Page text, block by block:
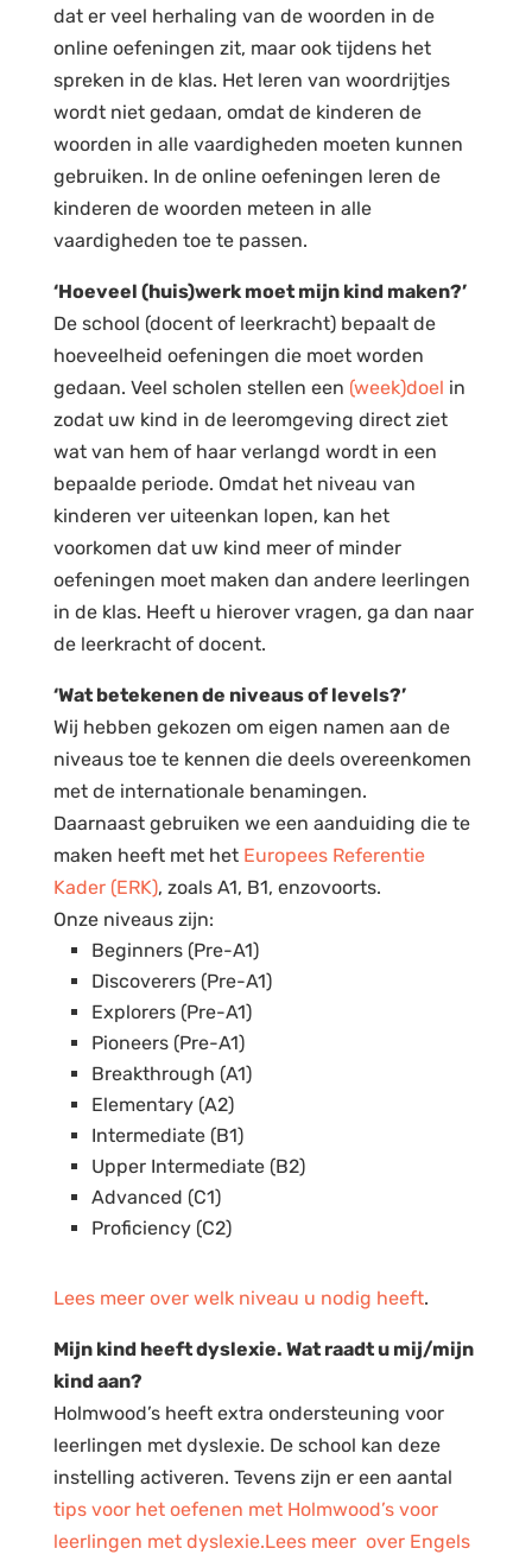
dat er veel herhaling van de woorden in de
online oefeningen zit, maar ook tijdens het
spreken in de klas. Het leren van woordrijtjes
wordt niet gedaan, omdat de kinderen de
woorden in alle vaardigheden moeten kunnen
gebruiken. In de online oefeningen leren de
kinderen de woorden meteen in alle
vaardigheden toe te passen.
‘Hoeveel (huis)werk moet mijn kind maken?’
De school (docent of leerkracht) bepaalt de
hoeveelheid oefeningen die moet worden
gedaan. Veel scholen stellen een (week)doel in
zodat uw kind in de leeromgeving direct ziet
wat van hem of haar verlangd wordt in een
bepaalde periode. Omdat het niveau van
kinderen ver uiteenkan lopen, kan het
voorkomen dat uw kind meer of minder
oefeningen moet maken dan andere leerlingen
in de klas. Heeft u hierover vragen, ga dan naar
de leerkracht of docent.
‘Wat betekenen de niveaus of levels?’
Wij hebben gekozen om eigen namen aan de
niveaus toe te kennen die deels overeenkomen
met de internationale benamingen.
Daarnaast gebruiken we een aanduiding die te
maken heeft met het Europees Referentie
Kader (ERK), zoals A1, B1, enzovoorts.
Onze niveaus zijn:
Beginners (Pre-A1)
Discoverers (Pre-A1)
Explorers (Pre-A1)
Pioneers (Pre-A1)
Breakthrough (A1)
Elementary (A2)
Intermediate (B1)
Upper Intermediate (B2)
Advanced (C1)
Proficiency (C2)
Lees meer over welk niveau u nodig heeft.
Mijn kind heeft dyslexie. Wat raadt u mij/mijn
kind aan?
Holmwood’s heeft extra ondersteuning voor
leerlingen met dyslexie. De school kan deze
instelling activeren. Tevens zijn er een aantal
tips voor het oefenen met Holmwood’s voor
leerlingen met dyslexie.Lees meer over Engels